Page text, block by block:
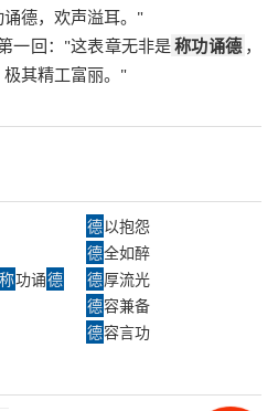
德，欢声溢耳。"
一回："这表章无非是称功诵德 ，
其精工富丽。"
称功诵德
德以抱怨
德全如醉
德厚流光
德容兼备
德容言功